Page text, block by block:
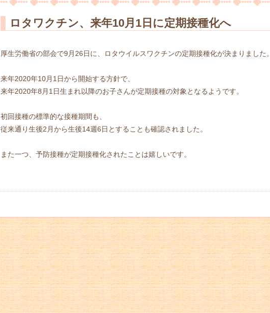
ロタワクチン、来年10月1日に定期接種化へ
厚生労働省の部会で9月26日に、ロタウイルスワクチンの定期接種化が決まりました。
来年2020年10月1日から開始する方針で、
来年2020年8月1日生まれ以降のお子さんが定期接種の対象となるようです。
初回接種の標準的な接種期間も、
従来通り生後2月から生後14週6日とすることも確認されました。
また一つ、予防接種が定期接種化されたことは嬉しいです。